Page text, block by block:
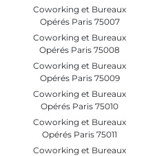
Coworking et Bureaux
Opérés Paris 75007
Coworking et Bureaux
Opérés Paris 75008
Coworking et Bureaux
Opérés Paris 75009
Coworking et Bureaux
Opérés Paris 75010
Coworking et Bureaux
Opérés Paris 75011
Coworking et Bureaux